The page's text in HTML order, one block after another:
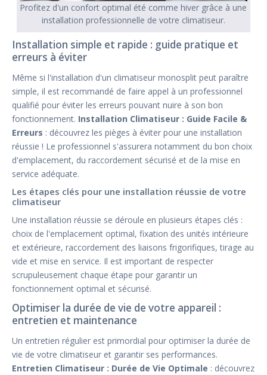
Profitez d'un confort optimal été comme hiver grâce à une
installation professionnelle de votre climatiseur.
Installation simple et rapide : guide pratique et
erreurs à éviter
Même si l'installation d'un climatiseur monosplit peut paraître
simple, il est recommandé de faire appel à un professionnel
qualifié pour éviter les erreurs pouvant nuire à son bon
fonctionnement. Installation Climatiseur : Guide Facile &
Erreurs : découvrez les pièges à éviter pour une installation
réussie ! Le professionnel s'assurera notamment du bon choix
d'emplacement, du raccordement sécurisé et de la mise en
service adéquate.
Les étapes clés pour une installation réussie de votre
climatiseur
Une installation réussie se déroule en plusieurs étapes clés :
choix de l'emplacement optimal, fixation des unités intérieure
et extérieure, raccordement des liaisons frigorifiques, tirage au
vide et mise en service. Il est important de respecter
scrupuleusement chaque étape pour garantir un
fonctionnement optimal et sécurisé.
Optimiser la durée de vie de votre appareil :
entretien et maintenance
Un entretien régulier est primordial pour optimiser la durée de
vie de votre climatiseur et garantir ses performances.
Entretien Climatiseur : Durée de Vie Optimale : découvrez